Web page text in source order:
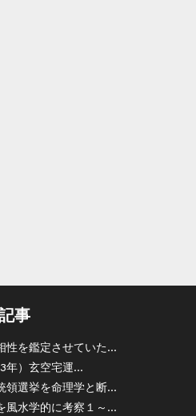
事
性を鑑定させていた...
）玄空宅運...
領選挙を命理学と断...
風水学的に考察１～...